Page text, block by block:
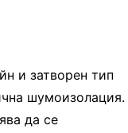
и затворен тип
шумоизолация.
да се